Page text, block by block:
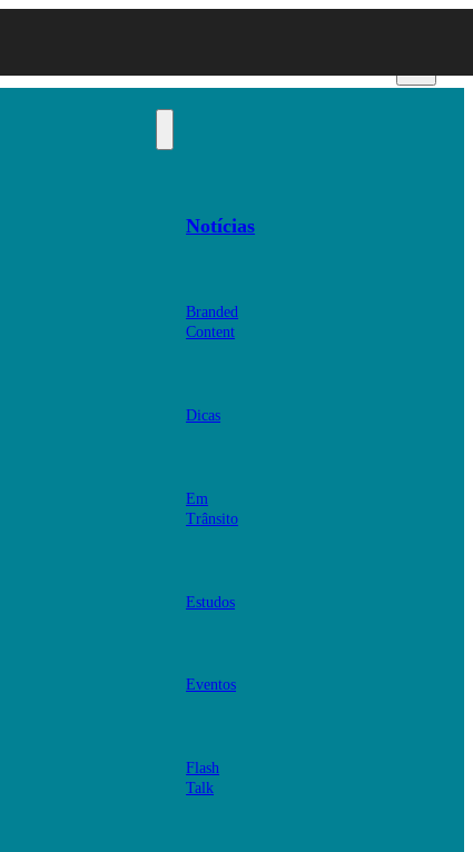
Notícias
Branded
Content
Dicas
Em
Trânsito
Estudos
Eventos
Flash
Talk